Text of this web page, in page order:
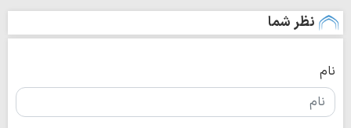
نظر شما
نام